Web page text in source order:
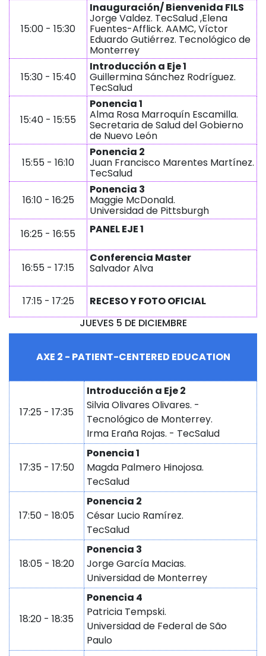
15:00 - 15:30
Inauguración/ Bienvenida FILS
Jorge Valdez. TecSalud ,Elena
Fuentes-Afflick. AAMC, Víctor
Eduardo Gutiérrez. Tecnológico de
Monterrey
15:30 - 15:40
Introducción a Eje 1
Guillermina Sánchez Rodríguez.
TecSalud
15:40 - 15:55
Ponencia 1
Alma Rosa Marroquín Escamilla.
Secretaria de Salud del Gobierno
de Nuevo León
15:55 - 16:10
Ponencia 2
Juan Francisco Marentes Martínez.
TecSalud
16:10 - 16:25
Ponencia 3
Maggie McDonald.
Universidad de Pittsburgh
16:25 - 16:55
PANEL EJE 1
16:55 - 17:15
Conferencia Master
Salvador Alva
17:15 - 17:25
RECESO Y FOTO OFICIAL
JUEVES 5 DE DICIEMBRE
AXE 2 - PATIENT-CENTERED EDUCATION
17:25 - 17:35
Introducción a Eje 2
Silvia Olivares Olivares. -
Tecnológico de Monterrey.
Irma Eraña Rojas. - TecSalud
17:35 - 17:50
Ponencia 1
Magda Palmero Hinojosa.
TecSalud
17:50 - 18:05
Ponencia 2
César Lucio Ramírez.
TecSalud
18:05 - 18:20
Ponencia 3
Jorge García Macias.
Universidad de Monterrey
18:20 - 18:35
Ponencia 4
Patricia Tempski.
Universidad de Federal de São
Paulo